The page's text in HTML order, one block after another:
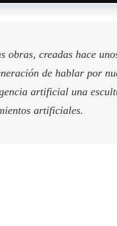
obras, creadas hace
de hablar por
artificial una
artificiales.